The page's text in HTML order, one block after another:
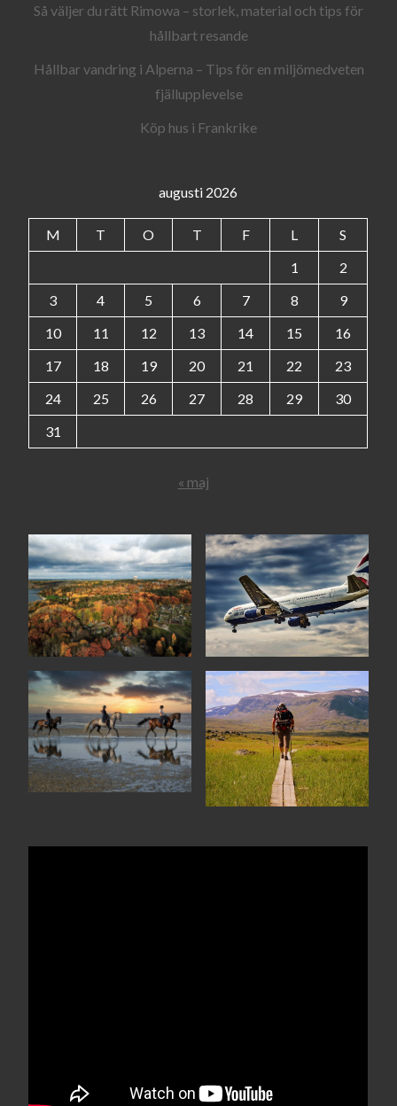
Så väljer du rätt Rimowa – storlek, material och tips för
hållbart resande
Hållbar vandring i Alperna – Tips för en miljömedveten
fjällupplevelse
Köp hus i Frankrike
augusti 2026
M T O T F L
S
1
2
3
4 5 6 7 8
9
10
11 12 13 14 15
16
17
18 19 20 21 22
23
24
25 26 27 28 29
30
31
« maj